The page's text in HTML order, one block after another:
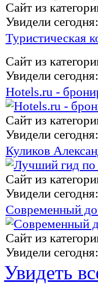
Сайт из
Увидели
Туристическая
Сайт из
Увидели
Hotels.ru -
Сайт из
Увидели
Куликов
Сайт из
Увидели
Современный
Сайт из
Увидели
Увидеть